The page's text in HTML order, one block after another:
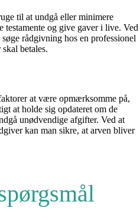
til at undgå eller minimere
testamente og give gaver i live. Ved
rådgivning hos en professionel
betales.
at være opmærksomme på,
at holde sig opdateret om de
unødvendige afgifter. Ved at
kan man sikre, at arven bliver